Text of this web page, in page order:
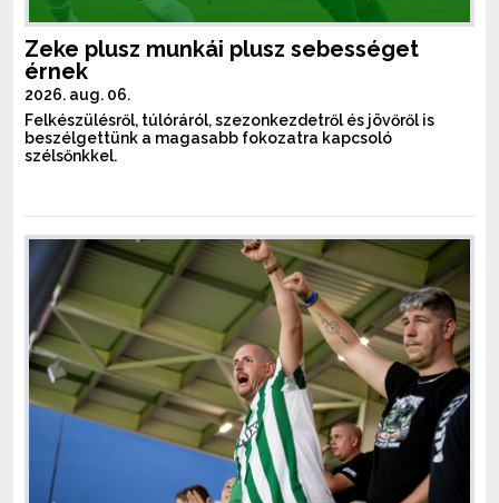
Zeke plusz munkái plusz sebességet
érnek
2026. aug. 06.
Felkészülésről, túlóráról, szezonkezdetről és jövőről is
beszélgettünk a magasabb fokozatra kapcsoló
szélsőnkkel.